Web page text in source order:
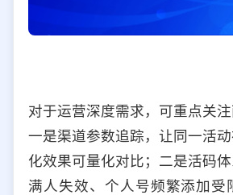
对于运营深度需求，可重点关注
一是渠道参数追踪，让同一活
化效果可量化对比；二是活码
满人失效、个人号频繁添加受